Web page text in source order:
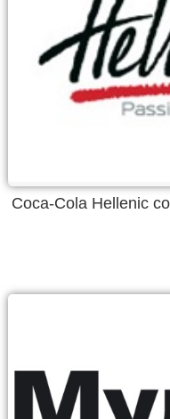
Coca-Cola Hellenic